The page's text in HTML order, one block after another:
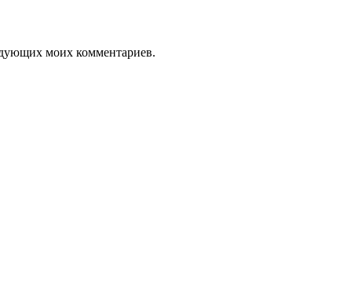
моих комментариев.